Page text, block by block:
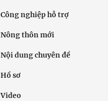
Công nghiệp hỗ trợ
Nông thôn mới
Nội dung chuyên đề
Hồ sơ
Video